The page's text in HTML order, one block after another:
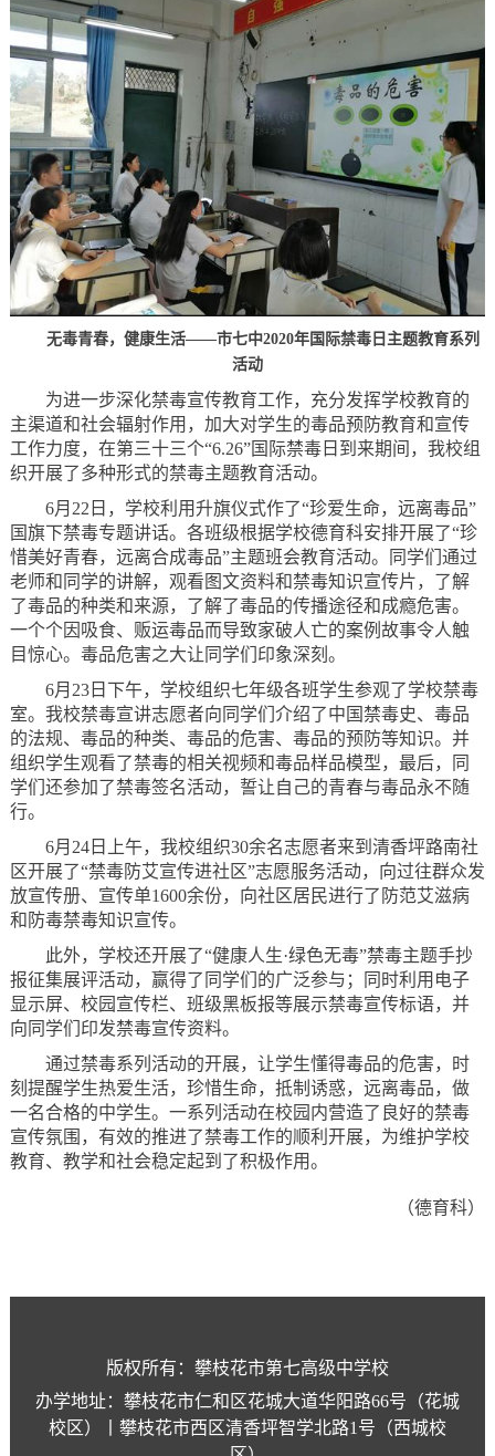
无毒青春，健康生活——市七中2020年国际禁毒日主题教育系列
活动
为进一步深化禁毒宣传教育工作，充分发挥学校教育的
主渠道和社会辐射作用，加大对学生的毒品预防教育和宣传
工作力度，在第三十三个“6.26”国际禁毒日到来期间，我校组
织开展了多种形式的禁毒主题教育活动。
6月22日，学校利用升旗仪式作了“珍爱生命，远离毒品”
国旗下禁毒专题讲话。各班级根据学校德育科安排开展了“珍
惜美好青春，远离合成毒品”主题班会教育活动。同学们通过
老师和同学的讲解，观看图文资料和禁毒知识宣传片，了解
了毒品的种类和来源，了解了毒品的传播途径和成瘾危害。
一个个因吸食、贩运毒品而导致家破人亡的案例故事令人触
目惊心。毒品危害之大让同学们印象深刻。
6月23日下午，学校组织七年级各班学生参观了学校禁毒
室。我校禁毒宣讲志愿者向同学们介绍了中国禁毒史、毒品
的法规、毒品的种类、毒品的危害、毒品的预防等知识。并
组织学生观看了禁毒的相关视频和毒品样品模型，最后，同
学们还参加了禁毒签名活动，誓让自己的青春与毒品永不随
行。
6月24日上午，我校组织30余名志愿者来到 清香坪路南社
区开展了“禁毒防艾宣传进社区”志愿服务活动，向过往群众发
放宣传册、宣传单1600余份，向社区居民进行了防范艾滋病
和防毒禁毒知识宣传。
此外，学校还开展了“健康人生·绿色无毒”禁毒主题手抄
报征集展评活动，赢得了同学们的广泛参与；同时利用电子
显示屏、校园宣传栏、班级黑板报等展示禁毒宣传标语，并
向同学们印发禁毒宣传资料。
通过禁毒系列活动的开展，让学生懂得毒品的危害，时
刻提醒学生热爱生活，珍惜生命，抵制诱惑，远离毒品，做
一名合格的中学生。一系列活动在校园内营造了良好的禁毒
宣传氛围，有效的推进了禁毒工作的顺利开展，为维护学校
教育、教学和社会稳定起到了积极作用。
（德育科）
版权所有：攀枝花市第七高级中学校
办学地址：攀枝花市仁和区花城大道华阳路66号（花城
校区）丨攀枝花市西区清香坪智学北路1号（西城校